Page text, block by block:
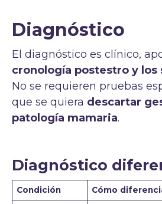
Diagnóstico
El diagnóstico es clínico,
cronología postestro y los
No se requieren pruebas
que se quiera descartar
patología mamaria.
Diagnóstico
Condición Cómo